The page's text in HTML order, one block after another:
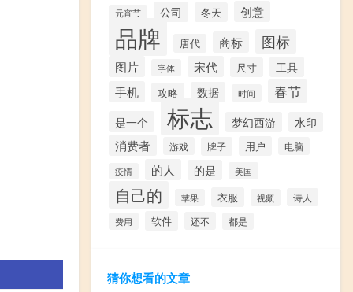
元宵节 公司 冬天 创意
品牌 唐代 商标 图标
图片 字体 宋代 尺寸 工具
手机 攻略 数据 时间 春节
是一个 标志 梦幻西游 水印
消费者 游戏 牌子 用户 电脑
疫情 的人 的是 美国
自己的 苹果 衣服 视频 诗人
费用 软件 还不 都是
猜你想看的文章